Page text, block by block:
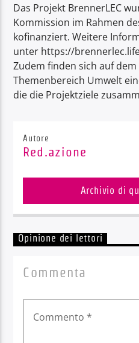
Das Projekt BrennerLEC
Kommission im Rahmen
kofinanziert. Weitere
unter https://
Zudem finden sich auf
Themenbereich Umwelt
die die Projektziele
Autore
Red.azione
Archivio di
Opinione dei lettori
Commenta